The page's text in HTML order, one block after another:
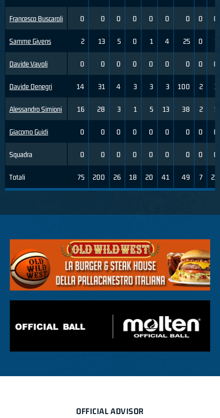
Francesco Buscaroli
Samme Givens
Davide Vavoli
Davide Denegri
Alessandro Simioni
Giacomo Guidi
Squadra
Totali
0 0 0 0 0 0 0 0 0
2 13 5 0 1 4 25 0 1
0 0 0 0 0 0 0 0 0
14 31 4 3 3 3 100 2 3
16 28 3 1 5 13 38 2 5
0 0 0 0 0 0 0 0 0
0 0 0 0 0 0 0 0 0
75 200 26 18 20 41 49 7 23
OFFICIAL ADVISOR